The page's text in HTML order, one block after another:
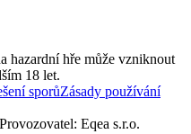
hazardní hře může vzniknout
18 let.
sporůZásady používání
Eqea s.r.o.